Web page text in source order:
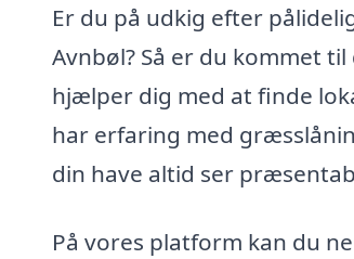
Er du på udkig efter
Avnbøl? Så er du kommet
hjælper dig med at finde
har erfaring med
din have altid ser
På vores platform kan du